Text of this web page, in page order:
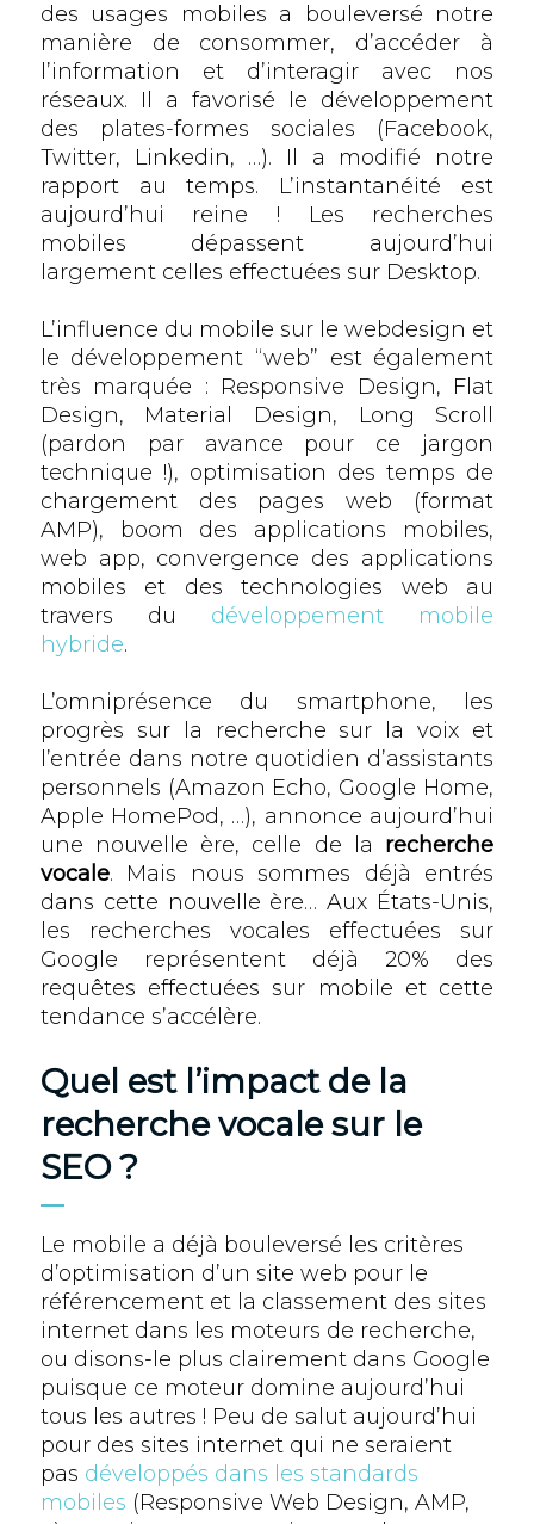
des usages mobiles a bouleversé notre
manière de consommer, d’accéder à
l’information et d’interagir avec nos
réseaux. Il a favorisé le développement
des plates-formes sociales (Facebook,
Twitter, Linkedin, …). Il a modifié notre
rapport au temps. L’instantanéité est
aujourd’hui reine ! Les recherches
mobiles dépassent aujourd’hui
largement celles effectuées sur Desktop.
L’influence du mobile sur le webdesign et
le développement “web” est également
très marquée : Responsive Design, Flat
Design, Material Design, Long Scroll
(pardon par avance pour ce jargon
technique !), optimisation des temps de
chargement des pages web (format
AMP), boom des applications mobiles,
web app, convergence des applications
mobiles et des technologies web au
travers du développement mobile
hybride.
L’omniprésence du smartphone, les
progrès sur la recherche sur la voix et
l’entrée dans notre quotidien d’assistants
personnels (Amazon Echo, Google Home,
Apple HomePod, …), annonce aujourd’hui
une nouvelle ère, celle de la recherche
vocale. Mais nous sommes déjà entrés
dans cette nouvelle ère… Aux États-Unis,
les recherches vocales effectuées sur
Google représentent déjà 20% des
requêtes effectuées sur mobile et cette
tendance s’accélère.
Quel est l’impact de la
recherche vocale sur le
SEO ?
Le mobile a déjà bouleversé les critères
d’optimisation d’un site web pour le
référencement et la classement des sites
internet dans les moteurs de recherche,
ou disons-le plus clairement dans Google
puisque ce moteur domine aujourd’hui
tous les autres ! Peu de salut aujourd’hui
pour des sites internet qui ne seraient
pas développés dans les standards
mobiles (Responsive Web Design, AMP,